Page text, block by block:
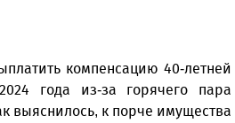
компенсацию 40-летней
года из-за горячего пара
выяснилось, к порче имущества